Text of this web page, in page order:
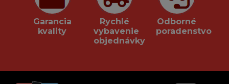
Garancia
kvality
Rychlé
vybavenie
objednávky
Odborné
poradenstvo